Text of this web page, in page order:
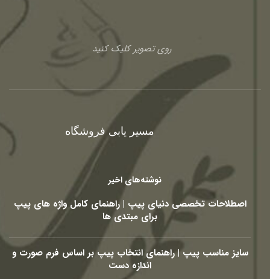
روی تصویر کلیک کنید
مسیر یابی فروشگاه
نوشته‌های اخیر
اصطلاحات تخصصی دنیای پیپ | راهنمای کامل واژه های پیپ
برای مبتدی ها
سایز مناسب پیپ | راهنمای انتخاب پیپ بر اساس فرم صورت و
اندازه دست